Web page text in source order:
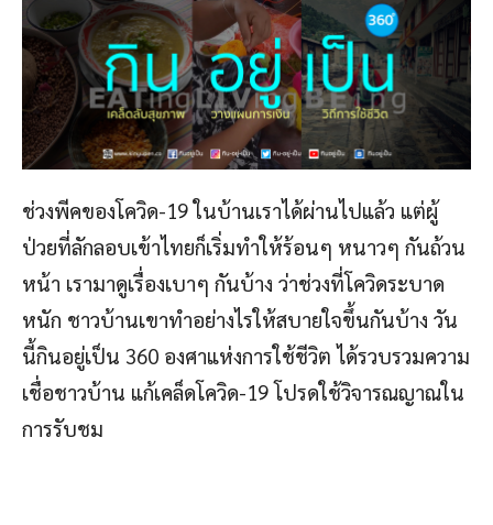
ช่วงพีคของโควิด-19 ในบ้านเราได้ผ่านไปแล้ว แต่ผู้
ป่วยที่ลักลอบเข้าไทยก็เริ่มทำให้ร้อนๆ หนาวๆ กันถ้วน
หน้า เรามาดูเรื่องเบาๆ กันบ้าง ว่าช่วงที่โควิดระบาด
หนัก ชาวบ้านเขาทำอย่างไรให้สบายใจขึ้นกันบ้าง วัน
นี้กินอยู่เป็น 360 องศาแห่งการใช้ชีวิต ได้รวบรวมความ
เชื่อชาวบ้าน แก้เคล็ดโควิด-19 โปรดใช้วิจารณญาณใน
การรับชม